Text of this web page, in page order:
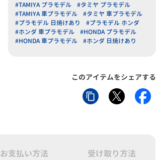
#TAMIYA プラモデル
#タミヤ プラモデル
#TAMIYA 車プラモデル
#タミヤ 車プラモデル
#プラモデル 日焼けあり
#プラモデル ホンダ
#ホンダ 車プラモデル
#HONDA プラモデル
#HONDA 車プラモデル
#ホンダ 日焼けあり
このアイテムをシェアする
お支払い方法 受け取り方法